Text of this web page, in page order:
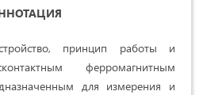
принцип работы и
ферромагнитным
для измерения и